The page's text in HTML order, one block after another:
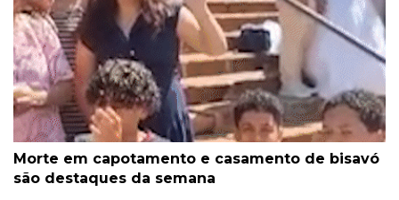
Morte em capotamento e casamento de bisavó
são destaques da semana